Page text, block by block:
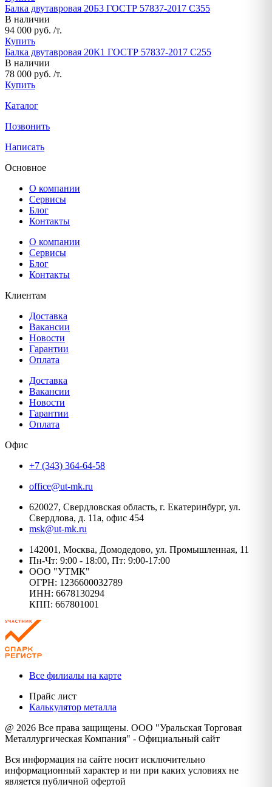
Балка двутавровая 20Б3 ГОСТР 57837-2017 С355
В наличии
94 000 руб. /т.
Купить
Балка двутавровая 20К1 ГОСТР 57837-2017 С255
В наличии
78 000 руб. /т.
Купить
Каталог
Позвонить
Написать
Основное
О компании
Сервисы
Блог
Контакты
О компании
Сервисы
Блог
Контакты
Клиентам
Доставка
Вакансии
Новости
Гарантии
Оплата
Доставка
Вакансии
Новости
Гарантии
Оплата
Офис
+7 (343) 364-64-58
office@ut-mk.ru
620027, Свердловская область, г. Екатеринбург, ул.
Свердлова, д. 11а, офис 454
msk@ut-mk.ru
142001, Москва, Домодедово, ул. Промышленная, 11
Пн-Чт: 9:00 - 18:00, Пт: 9:00-17:00
ООО "УТМК"
ОГРН: 1236600032789
ИНН: 6678130294
КПП: 667801001
Все филиалы на карте
Прайс лист
Калькулятор металла
@ 2026 Все права защищены. ООО "Уральская Торговая
Металлургическая Компания" - Официальный сайт
Вся информация на сайте носит исключительно
информационный характер и ни при каких условиях не
является публичной офертой